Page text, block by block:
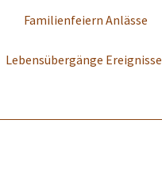
Familienfeiern Anlässe
Lebensübergänge Ereignisse